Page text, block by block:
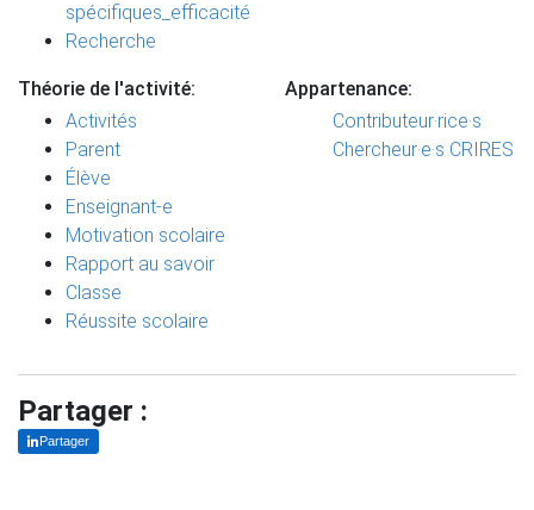
spécifiques_efficacité
Recherche
Théorie de l'activité:
Activités
Parent
Élève
Enseignant-e
Motivation scolaire
Rapport au savoir
Classe
Réussite scolaire
Appartenance:
Contributeur·rice·s
Chercheur·e·s CRIRES
Partager :
Partager